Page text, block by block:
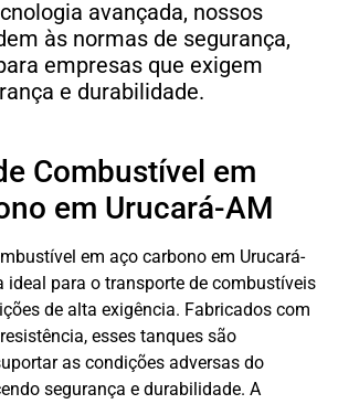
avançada, nossos
às normas de segurança,
empresas que exigem
e durabilidade.
Combustível em
em Urucará-AM
em aço carbono em Urucará-
ideal para o transporte de combustíveis
de alta exigência. Fabricados com
esses tanques são
as condições adversas do
segurança e durabilidade. A